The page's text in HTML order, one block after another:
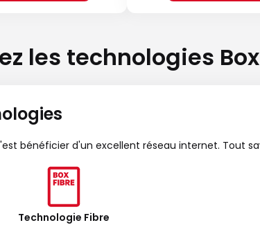
les technologies Box
bénéficier d'un excellent réseau internet. Tout
Technologie Fibre